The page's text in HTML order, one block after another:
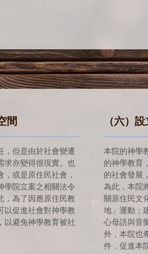
間
，但是由於社會變遷
求亦變得很現實。也
或是原住民社會，
學院立案之相關法令
，為了因應原住民教
以促進社會對神學教
以避免神學教育被社
（六）
本院的神學
的神學教育
的社會發展
為此，本院
關原住民文
地」運動；
心母語與音
外，本院也
件，促進本